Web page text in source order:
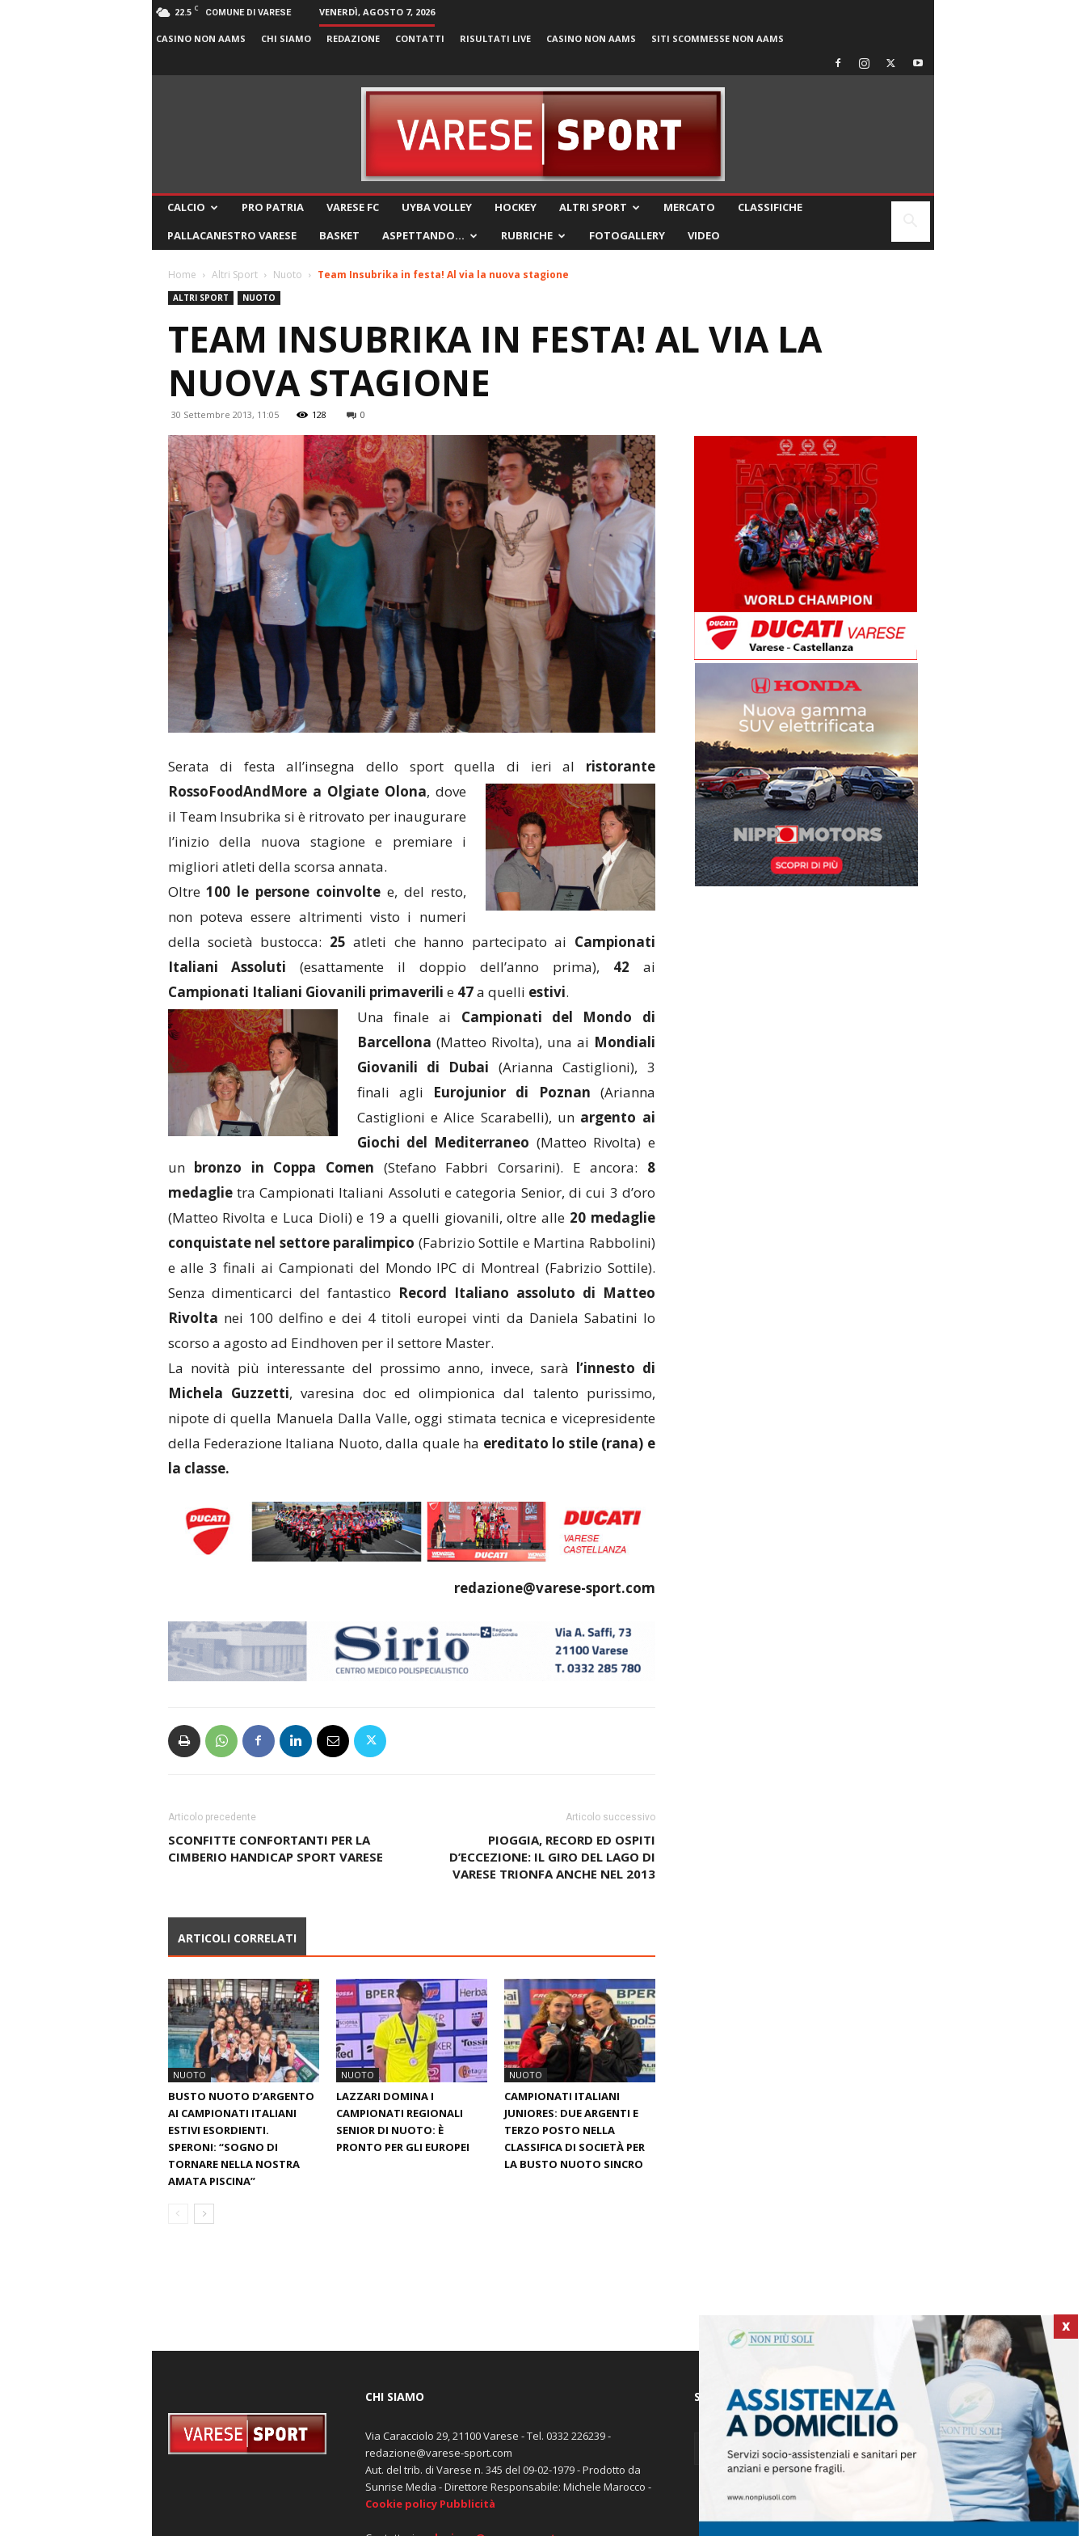
22.5 C COMUNE DI VARESE VENERDÌ, AGOSTO 7, 2026
CASINO NON AAMS CHI SIAMO REDAZIONE CONTATTI RISULTATI LIVE CASINO NON AAMS SITI SCOMMESSE NON AAMS
CALCIO PRO PATRIA VARESE FC UYBA VOLLEY HOCKEY ALTRI SPORT MERCATO
CLASSIFICHE
PALLACANESTRO VARESE
BASKET ASPETTANDO… RUBRICHE FOTOGALLERY VIDEO
Home Altri Sport Nuoto Team Insubrika in festa! Al via la nuova stagione
ALTRI SPORT NUOTO
TEAM INSUBRIKA IN FESTA! AL VIA LA
NUOVA STAGIONE
30 Settembre 2013, 11:05 128 0
Serata di festa all’insegna dello sport quella di ieri al ristorante
RossoFoodAndMore a Olgiate Olona, dove
il Team Insubrika si è ritrovato per inaugurare
l’inizio della nuova stagione e premiare i
migliori atleti della scorsa annata.
Oltre100 le persone coinvolte e, del resto,
non poteva essere altrimenti visto i numeri
della società bustocca: 25 atleti che hanno partecipato ai Campionati
Italiani Assoluti (esattamente il doppio dell’anno prima), 42 ai
Campionati Italiani Giovanili primaverili e 47a quelli estivi.
Una finale ai Campionati del Mondo di
Barcellona (Matteo Rivolta), una ai Mondiali
Giovanili di Dubai (Arianna Castiglioni), 3
finali agli Eurojunior di Poznan (Arianna
Castiglioni e Alice Scarabelli), un argento ai
Giochi del Mediterraneo (Matteo Rivolta) e
un bronzo in Coppa Comen (Stefano Fabbri Corsarini). E ancora: 8
medaglietra Campionati Italiani Assoluti e categoria Senior, di cui 3 d’oro
(Matteo Rivolta e Luca Dioli) e 19 a quelli giovanili, oltre alle 20 medaglie
conquistate nel settore paralimpico (Fabrizio Sottile e Martina Rabbolini)
e alle 3 finali ai Campionati del Mondo IPC di Montreal (Fabrizio Sottile).
Senza dimenticarci del fantastico Record Italiano assoluto di Matteo
Rivolta nei 100 delfino e dei 4 titoli europei vinti da Daniela Sabatini lo
scorso a agosto ad Eindhoven per il settore Master.
La novità più interessante del prossimo anno, invece, sarà l’innesto di
Michela Guzzetti, varesina doc ed olimpionica dal talento purissimo,
nipote di quella Manuela Dalla Valle, oggi stimata tecnica e vicepresidente
della Federazione Italiana Nuoto, dalla quale ha ereditato lo stile (rana) e
la classe.
redazione@varese-sport.com
Articolo precedente
SCONFITTE CONFORTANTI PER LA
CIMBERIO HANDICAP SPORT VARESE
Articolo successivo
PIOGGIA, RECORD ED OSPITI
D’ECCEZIONE: IL GIRO DEL LAGO DI
VARESE TRIONFA ANCHE NEL 2013
ARTICOLI CORRELATI
NUOTO
BUSTO NUOTO D’ARGENTO
AI CAMPIONATI ITALIANI
ESTIVI ESORDIENTI.
SPERONI: “SOGNO DI
TORNARE NELLA NOSTRA
AMATA PISCINA”
NUOTO
LAZZARI DOMINA I
CAMPIONATI REGIONALI
SENIOR DI NUOTO: È
PRONTO PER GLI EUROPEI
NUOTO
CAMPIONATI ITALIANI
JUNIORES: DUE ARGENTI E
TERZO POSTO NELLA
CLASSIFICA DI SOCIETÀ PER
LA BUSTO NUOTO SINCRO
X
CHI SIAMO
Via Caracciolo 29, 21100 Varese - Tel. 0332 226239 -
redazione@varese-sport.com
Aut. del trib. di Varese n. 345 del 09-02-1979 - Prodotto da
Sunrise Media - Direttore Responsabile: Michele Marocco -
Cookie policy Pubblicità
SEGUICI